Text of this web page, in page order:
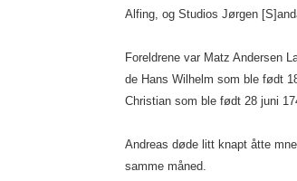
Alfing, og Studios Jørgen
Foreldrene var Matz Andersen
de Hans Wilhelm som ble født
Christian som ble født 28 juni
Andreas døde litt knapt åtte
samme måned.